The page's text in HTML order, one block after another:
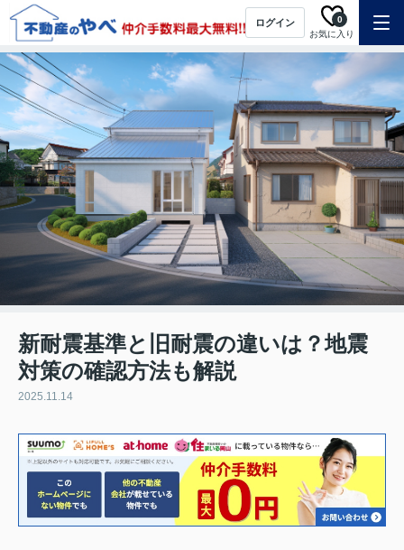
ログイン
お気に入り
0
新耐震基準と旧耐震の違いは？地震
対策の確認方法も解説
2025.11.14